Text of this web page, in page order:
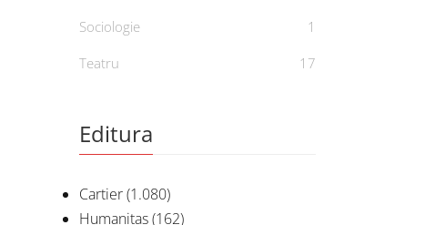
Sociologie
1
Teatru
17
Editura
Cartier(1.080)
Humanitas(162)